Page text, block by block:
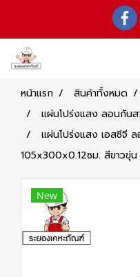
หน้าแรก สินค้าทั้งหมด
แผ่นโปร่งแสง ลอนกัน
แผ่นโปร่งแสง เอสซีจี
105x300x0.12ซม. สีขาวขุ่น
New